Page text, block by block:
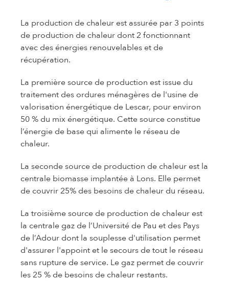
La production de chaleur est assurée par 3 points
de production de chaleur dont 2 fonctionnant
avec des énergies renouvelables et de
récupération.
La première source de production est issue du
traitement des ordures ménagères de l'usine de
valorisation énergétique de Lescar, pour environ
50 % du mix énergétique. Cette source constitue
l’énergie de base qui alimente le réseau de
chaleur.
La seconde source de production de chaleur est la
centrale biomasse implantée à Lons. Elle permet
de couvrir 25% des besoins de chaleur du réseau.
La troisième source de production de chaleur est
la centrale gaz de l’Université de Pau et des Pays
de l’Adour dont la souplesse d'utilisation permet
d'assurer l'appoint et le secours de tout le réseau
sans rupture de service. Le gaz permet de couvrir
les 25 % de besoins de chaleur restants.